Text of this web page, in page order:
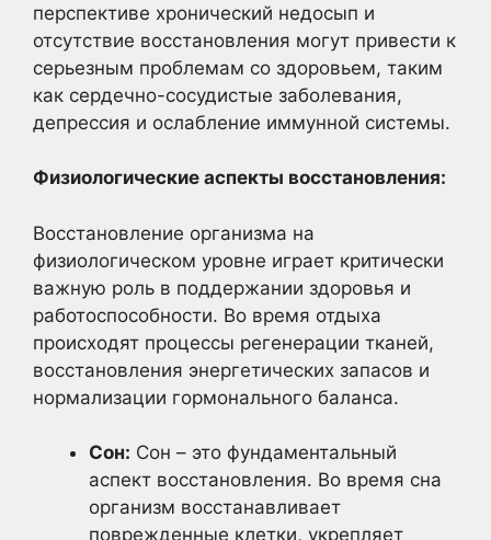
перспективе хронический недосып и
отсутствие восстановления могут привести к
серьезным проблемам со здоровьем, таким
как сердечно-сосудистые заболевания,
депрессия и ослабление иммунной системы.
Физиологические аспекты восстановления:
Восстановление организма на
физиологическом уровне играет критически
важную роль в поддержании здоровья и
работоспособности. Во время отдыха
происходят процессы регенерации тканей,
восстановления энергетических запасов и
нормализации гормонального баланса.
Сон: Сон – это фундаментальный
аспект восстановления. Во время сна
организм восстанавливает
поврежденные клетки, укрепляет